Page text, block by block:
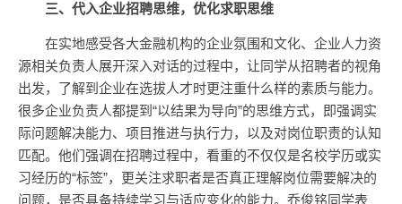
三、代入企业招聘思维，优化求职思维
在实地感受各大金融机构的企业氛围和文化、企业人力资
源相关负责人展开深入对话的过程中，让同学从招聘者的视角
出发，了解到企业在选拔人才时更注重什么样的素质与能力。
很多企业负责人都提到“以结果为导向”的思维方式，即强调实
际问题解决能力、项目推进与执行力，以及对岗位职责的认知
匹配。他们强调在招聘过程中，看重的不仅仅是名校学历或实
习经历的“标签”，更关注求职者是否真正理解岗位需要解决的
问题，是否具备持续学习与适应变化的能力。乔俊铭同学表